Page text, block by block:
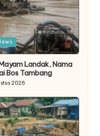
Landak, Nama
Bos Tambang
2026